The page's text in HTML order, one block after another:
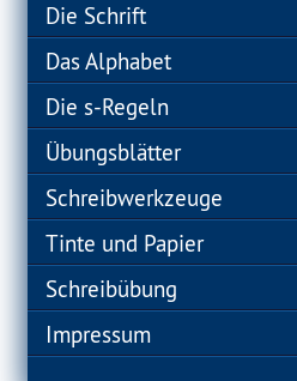
Die Schrift
Das Alphabet
Die s-Regeln
Übungsblätter
Schreibwerkzeuge
Tinte und Papier
Schreibübung
Impressum